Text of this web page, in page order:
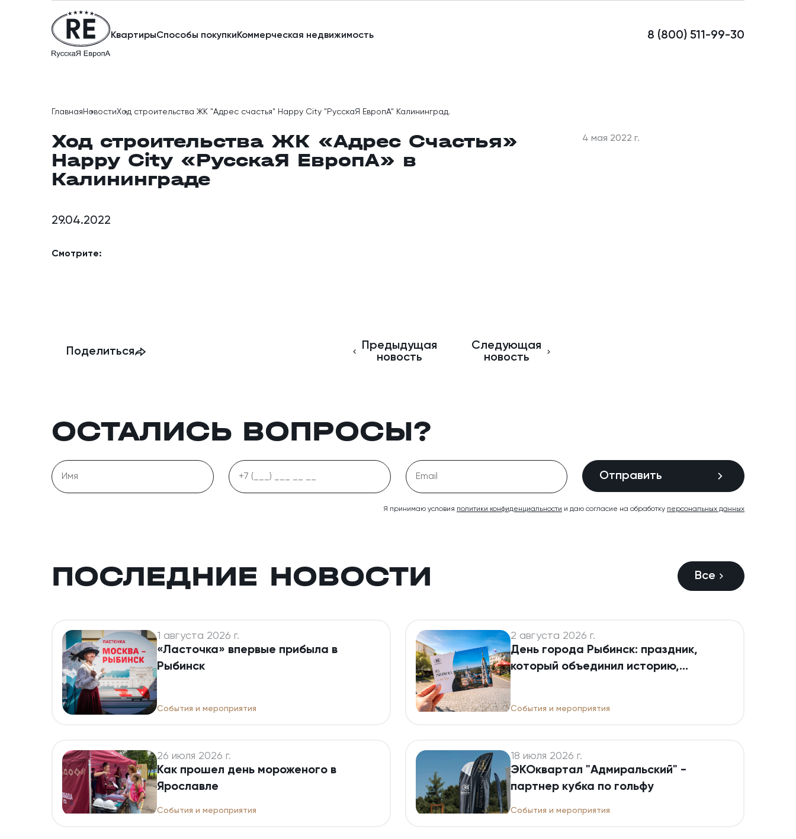
КвартирыСпособы покупкиКоммерческая недвижимость 8 (800) 511-99-30
Главная НовостиХод строительства ЖК "Адрес счастья" Happy City "РусскаЯ ЕвропА" Калининград.
Ход строительства ЖК «Адрес Счастья»
Happy City «РусскаЯ ЕвропА» в
Калининграде
4 мая 2022 г.
29.04.2022
Смотрите:
Поделиться
Предыдущая
новость
Следующая
новость
ОСТАЛИСЬ ВОПРОСЫ?
Отправить
Я принимаю условия политики конфиденциальности и даю согласие на обработку персональных данных
ПОСЛЕДНИЕ НОВОСТИ Все
1 августа 2026 г.
«Ласточка» впервые прибыла в
Рыбинск
События и мероприятия
2 августа 2026 г.
День города Рыбинск: праздник,
который объединил историю,
События и мероприятия
26 июля 2026 г.
Как прошел день мороженого в
Ярославле
События и мероприятия
18 июля 2026 г.
ЭКОквартал "Адмиральский" -
партнер кубка по гольфу
События и мероприятия